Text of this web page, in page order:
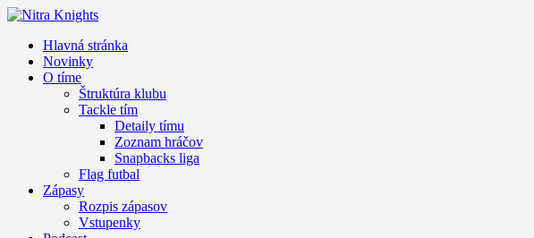
Hlavná stránka
Novinky
O tíme
Štruktúra klubu
Tackle tím
Detaily tímu
Zoznam hráčov
Snapbacks liga
Flag futbal
Zápasy
Rozpis zápasov
Vstupenky